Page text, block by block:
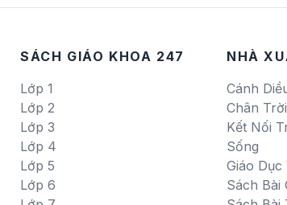
SÁCH GIÁO KHOA 247
Lớp 1
Lớp 2
Lớp 3
Lớp 4
Lớp 5
Lớp 6
NHÀ
Cánh
Chân
Kết Nối
Sống
Giáo Dục
Sách Bài